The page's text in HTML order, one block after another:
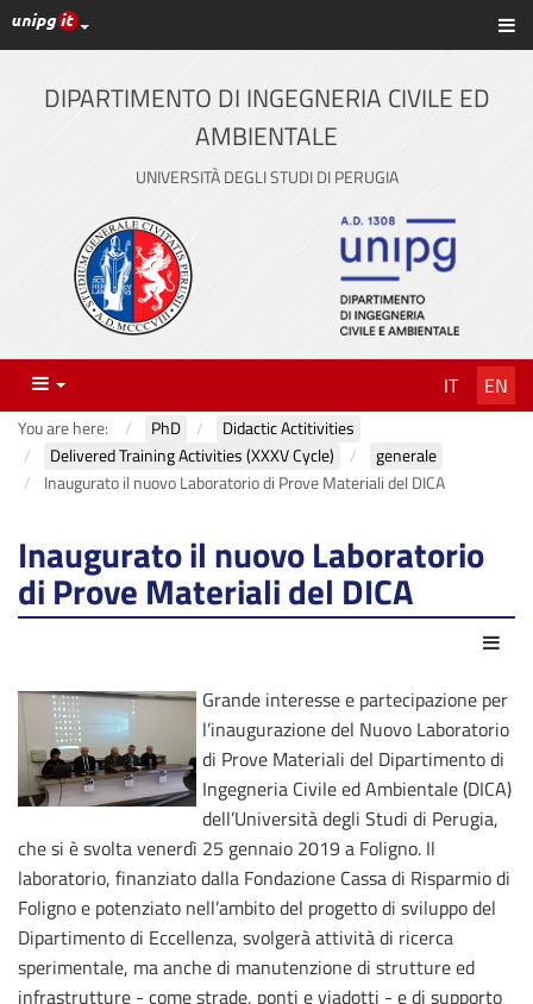
Skip
to
content
UniPG top links
DIPARTIMENTO DI INGEGNERIA CIVILE ED
AMBIENTALE
UNIVERSITÀ DEGLI STUDI DI PERUGIA
Menu IT EN
You are here: PhD
Didactic Actitivities
Delivered Training Activities (XXXV Cycle)
generale
Inaugurato il nuovo Laboratorio di Prove Materiali del DICA
Inaugurato il nuovo Laboratorio
di Prove Materiali del DICA
Grande interesse e partecipazione per
l’inaugurazione del Nuovo Laboratorio
di Prove Materiali del Dipartimento di
Ingegneria Civile ed Ambientale (DICA)
dell’Università degli Studi di Perugia,
che si è svolta venerdì 25 gennaio 2019 a Foligno. Il
laboratorio, finanziato dalla Fondazione Cassa di Risparmio di
Foligno e potenziato nell’ambito del progetto di sviluppo del
Dipartimento di Eccellenza, svolgerà attività di ricerca
sperimentale, ma anche di manutenzione di strutture ed
infrastrutture - come strade, ponti e viadotti - e di supporto